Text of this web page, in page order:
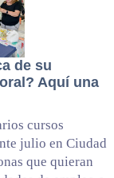
de su
Aquí una
cursos
julio en Ciudad
que quieran